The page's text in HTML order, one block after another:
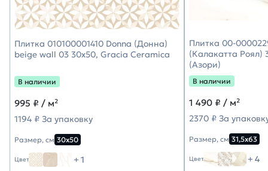
Плитка 010100001410 Donna (Донна)
beige wall 03 30х50, Gracia Ceramica
В наличии
995 ₽ / м²
1194 ₽ За упаковку
Размер, см 30х50
Цвет + 1
Плитка 00-
(Калакатта Роял)
(Азори)
В наличии
1 490 ₽ / м²
2370 ₽ За
Размер, см 31,5х63
Цвет + 4